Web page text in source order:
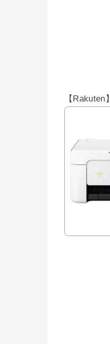
【Rakuten】